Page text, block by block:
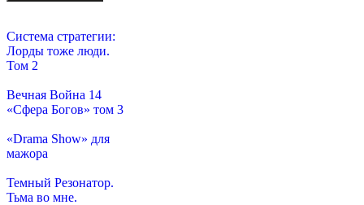
Система стратегии:
Лорды тоже люди.
Том 2
Вечная Война 14
«Сфера Богов» том 3
«Drama Show» для
мажора
Темный Резонатор.
Тьма во мне.